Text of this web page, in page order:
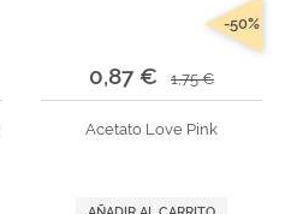
0,87 € 1,75 €
-50%
Acetato Love Pink